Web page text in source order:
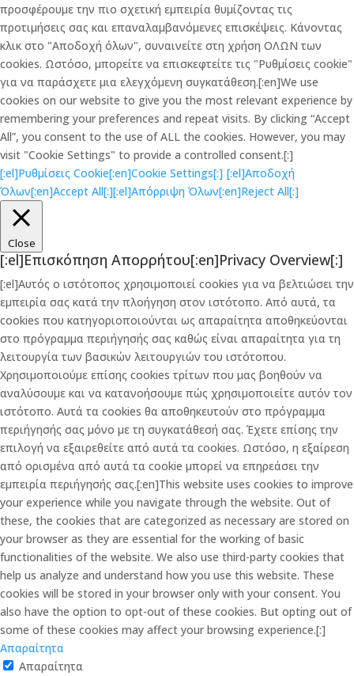
προσφέρουμε την πιο σχετική εμπειρία θυμίζοντας τις
προτιμήσεις σας και επαναλαμβανόμενες επισκέψεις. Κάνοντας
κλικ στο "Αποδοχή όλων", συναινείτε στη χρήση ΟΛΩΝ των
cookies. Ωστόσο, μπορείτε να επισκεφτείτε τις "Ρυθμίσεις cookie"
για να παράσχετε μια ελεγχόμενη συγκατάθεση.[:en]We use
cookies on our website to give you the most relevant experience by
remembering your preferences and repeat visits. By clicking “Accept
All”, you consent to the use of ALL the cookies. However, you may
visit "Cookie Settings" to provide a controlled consent.[:]
[:el]Ρυθμίσεις Cookie[:en]Cookie Settings[:] [:el]Αποδοχή
Όλων[:en]Accept All[:][:el]Απόρριψη Όλων[:en]Reject All[:]
Close
[:el]Επισκόπηση Απορρήτου[:en]Privacy Overview[:]
[:el]Αυτός ο ιστότοπος χρησιμοποιεί cookies για να βελτιώσει την
εμπειρία σας κατά την πλοήγηση στον ιστότοπο. Από αυτά, τα
cookies που κατηγοριοποιούνται ως απαραίτητα αποθηκεύονται
στο πρόγραμμα περιήγησής σας καθώς είναι απαραίτητα για τη
λειτουργία των βασικών λειτουργιών του ιστότοπου.
Χρησιμοποιούμε επίσης cookies τρίτων που μας βοηθούν να
αναλύσουμε και να κατανοήσουμε πώς χρησιμοποιείτε αυτόν τον
ιστότοπο. Αυτά τα cookies θα αποθηκευτούν στο πρόγραμμα
περιήγησής σας μόνο με τη συγκατάθεσή σας. Έχετε επίσης την
επιλογή να εξαιρεθείτε από αυτά τα cookies. Ωστόσο, η εξαίρεση
από ορισμένα από αυτά τα cookie μπορεί να επηρεάσει την
εμπειρία περιήγησής σας.[:en]This website uses cookies to improve
your experience while you navigate through the website. Out of
these, the cookies that are categorized as necessary are stored on
your browser as they are essential for the working of basic
functionalities of the website. We also use third-party cookies that
help us analyze and understand how you use this website. These
cookies will be stored in your browser only with your consent. You
also have the option to opt-out of these cookies. But opting out of
some of these cookies may affect your browsing experience.[:]
Απαραίτητα
Απαραίτητα